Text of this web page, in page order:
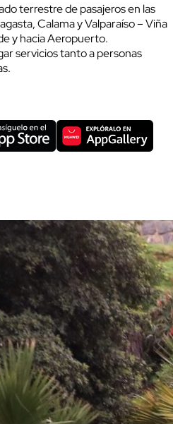
terrestre de pasajeros en las
Calama y Valparaíso – Viña
y hacia Aeropuerto.
servicios tanto a personas